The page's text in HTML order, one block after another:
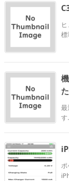
た
最
す
ポ